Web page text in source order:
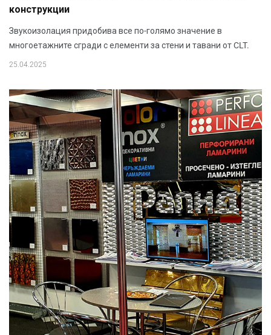
конструкции
Звукоизолация придобива все по-голямо значение в
многоетажните сгради с елементи за стени и тавани от CLT.
25.04.2025